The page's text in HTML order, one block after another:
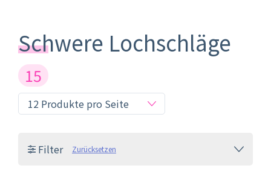
Schwere Lochschläge
15
Filter Zurücksetzen